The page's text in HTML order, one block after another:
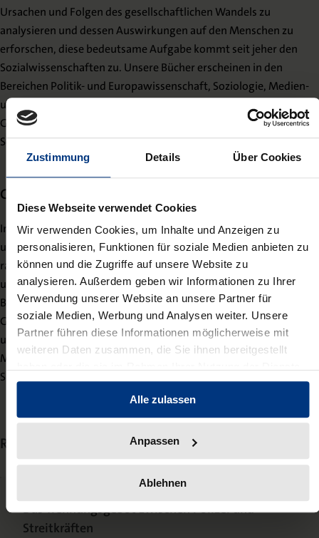
Zustimmung Details Über Cookies
Diese Webseite verwendet Cookies
Wir verwenden Cookies, um Inhalte und Anzeigen zu
personalisieren, Funktionen für soziale Medien anbieten zu
können und die Zugriffe auf unsere Website zu
analysieren. Außerdem geben wir Informationen zu Ihrer
Verwendung unserer Website an unsere Partner für
soziale Medien, Werbung und Analysen weiter. Unsere
Partner führen diese Informationen möglicherweise mit
weiteren Daten zusammen, die Sie ihnen bereitgestellt
gesammelt haben.
Alle zulassen
Anpassen
Ablehnen
Ursachen und Folgen des gesellschaftlichen Wandels zu
analysieren und dessen Auswirkungen auf den Menschen zu
erforschen, diese bedeutsame Aufgabe kommt seit jeher den
Sozialwissenschaften zu. Unsere Bücher erscheinen in den
Bereichen Politik- und Europawissenschaft, Soziologie, Medien-
und Kommunikationswissenschaft, Wirtschaftswissenschaft,
Geschichte, Religion und Ethik sowie Gesundheit und Pflege,
Sozialwirtschaft und Soziale Arbeit.
Geisteswissenschaften
Im Mittelpunkt der Geisteswissenschaften stehen der Mensch
und seine Bildung. Die Geisteswissenschaften dienen der
rationalen Erkundung der Kultur, sie schaffen einen aufgeklärten
und kritischen Geist und befähigen zur Urteilsfähigkeit. Unsere
Bücher erscheinen in den Bereichen Philosophie und Ethik,
Geschichte, Anthropologie und Ethnologie, Religion, Orientalistik
und Judaistik, Sprach- und Literaturwissenschaft,
Musikwissenschaft, Kulturwissenschaft sowie
Sportwissenschaft und Pädagogik.
Rezensionen Wissenschaft
Das Trennungsgebot zwischen Polizei und
Streitkräften